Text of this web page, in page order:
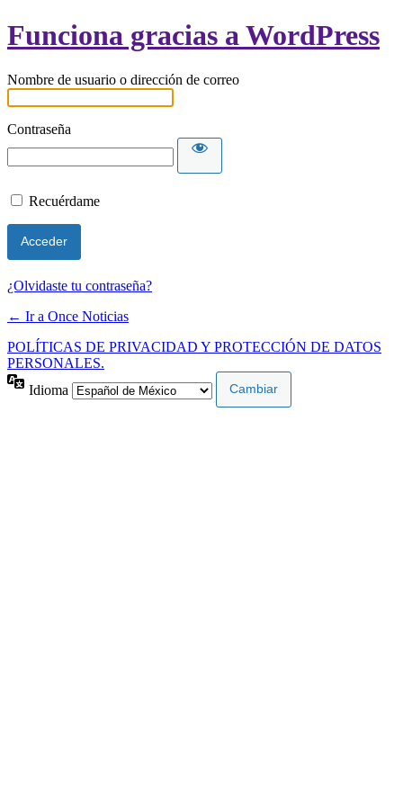
Funciona gracias a WordPress
Nombre de usuario o dirección de correo
Contraseña
Recuérdame
¿Olvidaste tu contraseña?
← Ir a Once Noticias
POLÍTICAS DE PRIVACIDAD Y PROTECCIÓN DE DATOS
PERSONALES.
Idioma